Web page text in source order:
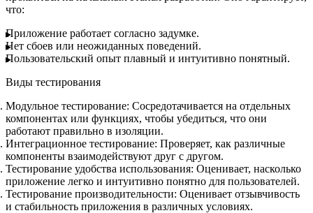
что:
Приложение работает согласно задумке.
Нет сбоев или неожиданных поведений.
Пользовательский опыт плавный и интуитивно понятный.
Виды тестирования
Модульное тестирование: Сосредотачивается на отдельных
компонентах или функциях, чтобы убедиться, что они
работают правильно в изоляции.
Интеграционное тестирование: Проверяет, как различные
компоненты взаимодействуют друг с другом.
Тестирование удобства использования: Оценивает, насколько
приложение легко и интуитивно понятно для пользователей.
Тестирование производительности: Оценивает отзывчивость
и стабильность приложения в различных условиях.